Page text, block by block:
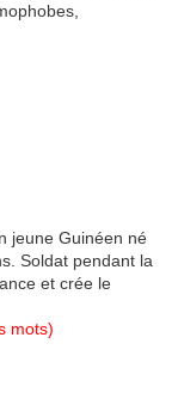
jeune Guinéen né
Soldat pendant la
et crée le
mots)